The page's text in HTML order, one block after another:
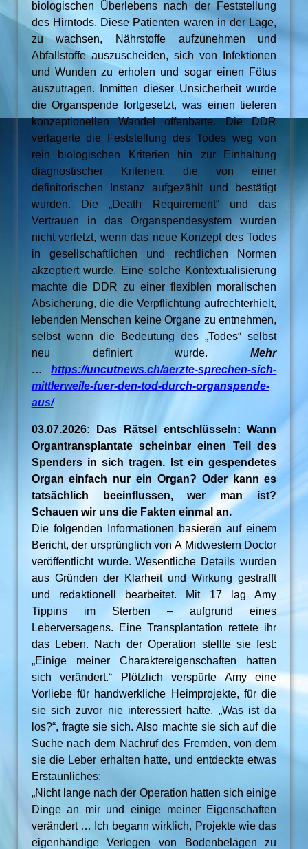
biologischen Überlebens nach der Feststellung
des Hirntods. Diese Patienten waren in der Lage,
zu wachsen, Nährstoffe aufzunehmen und
Abfallstoffe auszuscheiden, sich von Infektionen
und Wunden zu erholen und sogar einen Fötus
auszutragen. Inmitten dieser Unsicherheit wurde
die Organspende fortgesetzt, was einen tieferen
konzeptionellen Wandel offenbarte. Die DDR
verlagerte die Feststellung des Todes weg von
rein biologischen Kriterien hin zur Einhaltung
diagnostischer Kriterien, die von einer
definitorischen Instanz aufgezählt und bestätigt
wurden. Die „Death Requirement“ und das
Vertrauen in das Organspendesystem wurden
nicht verletzt, wenn das neue Konzept des Todes
in gesellschaftlichen und rechtlichen Normen
akzeptiert wurde. Eine solche Kontextualisierung
machte die DDR zu einer flexiblen moralischen
Absicherung, die die Verpflichtung aufrechterhielt,
lebenden Menschen keine Organe zu entnehmen,
selbst wenn die Bedeutung des „Todes“ selbst
neu definiert wurde.Mehr
…https://uncutnews.ch/aerzte-sprechen-sich-
mittlerweile-fuer-den-tod-durch-organspende-
aus/
03.07.2026: Das Rätsel entschlüsseln: Wann
Organtransplantate scheinbar einen Teil des
Spenders in sich tragen. Ist ein gespendetes
Organ einfach nur ein Organ? Oder kann es
tatsächlich beeinflussen, wer man ist?
Schauen wir uns die Fakten einmal an.
Die folgenden Informationen basieren auf einem
Bericht, der ursprünglich von A Midwestern Doctor
veröffentlicht wurde. Wesentliche Details wurden
aus Gründen der Klarheit und Wirkung gestrafft
und redaktionell bearbeitet. Mit 17 lag Amy
Tippins im Sterben – aufgrund eines
Leberversagens. Eine Transplantation rettete ihr
das Leben. Nach der Operation stellte sie fest:
„Einige meiner Charaktereigenschaften hatten
sich verändert.“ Plötzlich verspürte Amy eine
Vorliebe für handwerkliche Heimprojekte, für die
sie sich zuvor nie interessiert hatte. „Was ist da
los?“, fragte sie sich. Also machte sie sich auf die
Suche nach dem Nachruf des Fremden, von dem
sie die Leber erhalten hatte, und entdeckte etwas
Erstaunliches:
„Nicht lange nach der Operation hatten sich einige
Dinge an mir und einige meiner Eigenschaften
verändert … Ich begann wirklich, Projekte wie das
eigenhändige Verlegen von Bodenbelägen zu